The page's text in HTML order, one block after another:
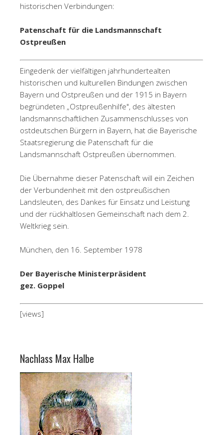
historischen Verbindungen:
Patenschaft für die Landsmannschaft
Ostpreußen
Eingedenk der vielfältigen jahrhundertealten
historischen und kulturellen Bindungen zwischen
Bayern und Ostpreußen und der 1915 in Bayern
begründeten „Ostpreußenhilfe", des ältesten
landsmannschaftlichen Zusammenschlusses von
ostdeutschen Bürgern in Bayern, hat die Bayerische
Staatsregierung die Patenschaft für die
Landsmannschaft Ostpreußen übernommen.
Die Übernahme dieser Patenschaft will ein Zeichen
der Verbundenheit mit den ostpreußischen
Landsleuten, des Dankes für Einsatz und Leistung
und der rückhaltlosen Gemeinschaft nach dem 2.
Weltkrieg sein.
München, den 16. September 1978
Der Bayerische Ministerpräsident
gez. Goppel
[views]
Nachlass Max Halbe